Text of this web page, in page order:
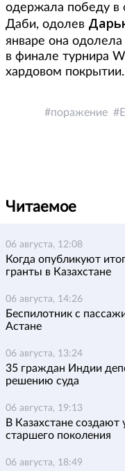
одержала победу в
Даби, одолев
январе она
в финале турнира
хардовом покрытии.
поражение
Читаемое
06 августа, 12:08
Когда опубликуют
гранты в Казахстане
06 августа, 14:26
Беспилотник с
Астане
06 августа, 13:24
35 граждан Индии
решению суда
06 августа, 19:13
В Казахстане
старшего поколения
06 августа, 18:49